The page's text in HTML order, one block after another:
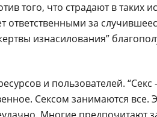
того, что страдают в таких
за
изнасилования”
и пользователей.
Сексом занимаются все.